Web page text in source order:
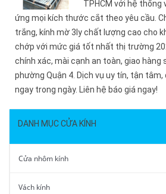
TPHCM với hệ thống
ứng mọi kích thước cắt theo yêu cầu.
trắng, kính mờ 3ly chất lượng cao cho
chớp với mức giá tốt nhất thị trường
chính xác, mài cạnh an toàn, giao
phường Quận 4. Dịch vụ uy tín, tận
ngay trong ngày. Liên hệ báo giá ngay!
DANH MỤC CỬA KÍNH
Cửa nhôm kính
Vách kính